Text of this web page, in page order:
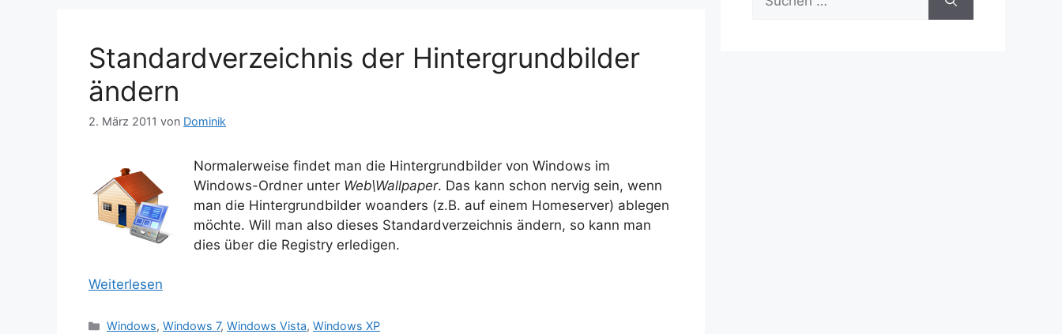
Standardverzeichnis der Hintergrundbilder
ändern
2. März 2011 von Dominik
Normalerweise findet man die Hintergrundbilder von Windows im
Windows-Ordner unter Web\Wallpaper. Das kann schon nervig sein, wenn
man die Hintergrundbilder woanders (z.B. auf einem Homeserver) ablegen
möchte. Will man also dieses Standardverzeichnis ändern, so kann man
dies über die Registry erledigen.
Weiterlesen
Kategorien
Windows,Windows 7,Windows Vista,Windows XP
nach: